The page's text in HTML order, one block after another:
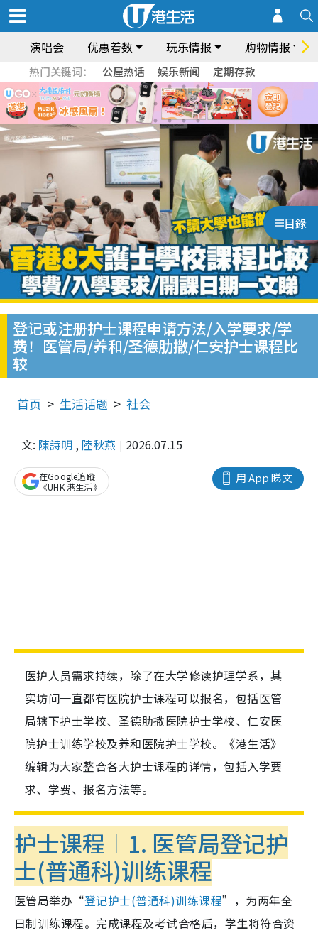
演唱会 优惠着数 玩乐情报 购物情报
热门关键词： 公屋热话 娱乐新闻 定期存款
目錄
登记或注册护士课程申请方法/入学要求/学
费！医管局/养和/圣德肋撒/仁安护士课程比
较
首页 生活话题 社会
文: 陳詩明 , 陸秋燕 2026.07.15
用 App 睇文
在Google追蹤
《UHK 港生活》
医护人员需求持续，除了在大学修读护理学系，其
实坊间一直都有医院护士课程可以报名，包括医管
局辖下护士学校、圣德肋撒医院护士学校、仁安医
院护士训练学校及养和医院护士学校。《港生活》
编辑为大家整合各大护士课程的详情，包括入学要
求、学费、报名方法等。
护士课程︱1. 医管局登记护
士(普通科)训练课程
医管局举办“登记护士(普通科)训练课程”，为两年全
日制训练课程。完成课程及考试合格后，学生将符合资